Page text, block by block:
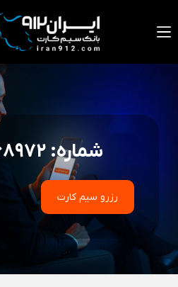
محتوا
شماره: 09120668972
رزرو سیم کارت